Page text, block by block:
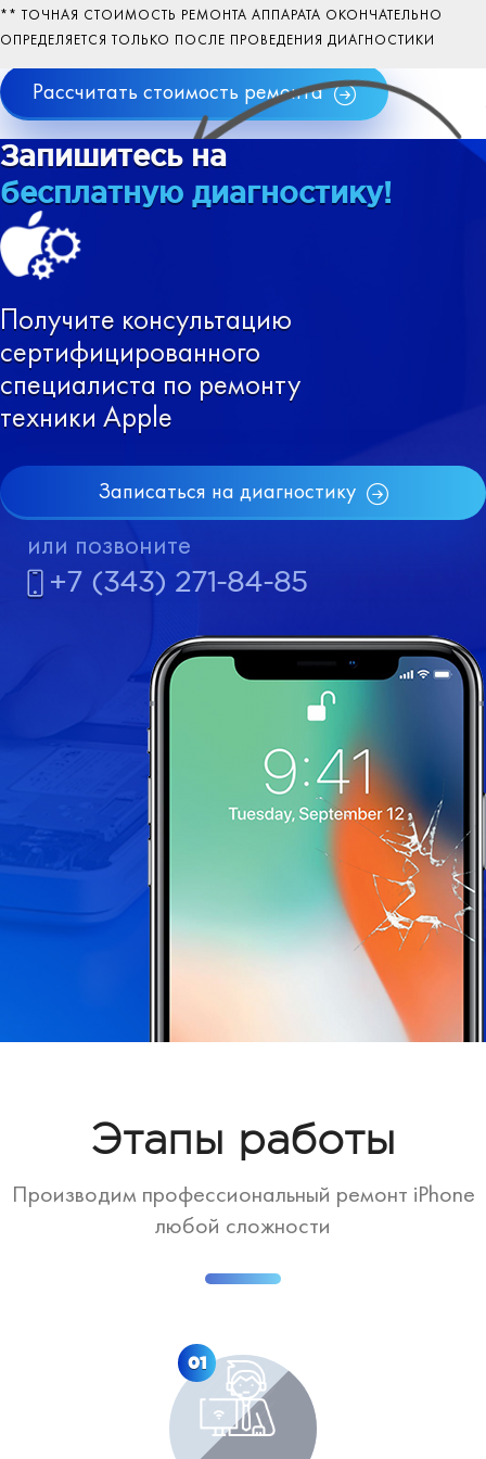
Рассчитать стоимость ремонта
устройства.
** ТОЧНАЯ СТОИМОСТЬ РЕМОНТА АППАРАТА ОКОНЧАТЕЛЬНО
ОПРЕДЕЛЯЕТСЯ ТОЛЬКО ПОСЛЕ ПРОВЕДЕНИЯ ДИАГНОСТИКИ
Запишитесь на
бесплатную диагностику!
Получите консультацию
сертифицированного
специалиста по ремонту
техники Apple
Записаться на диагностику
или позвоните
+7 (343) 271-84-85
Этапы работы
Производим профессиональный ремонт iPhone
любой сложности
01